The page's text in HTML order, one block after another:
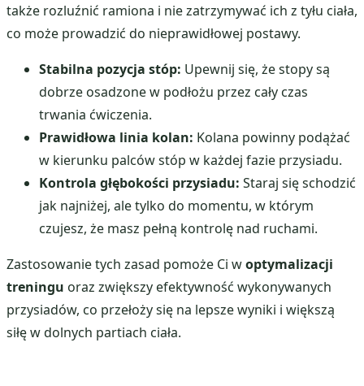
także rozluźnić ramiona i nie zatrzymywać ich z tyłu ciała,
co może prowadzić do nieprawidłowej postawy.
Stabilna pozycja stóp: Upewnij się, że stopy są
dobrze osadzone w podłożu przez cały czas
trwania ćwiczenia.
Prawidłowa linia kolan: Kolana powinny podążać
w kierunku palców stóp w każdej fazie przysiadu.
Kontrola głębokości przysiadu: Staraj się schodzić
jak najniżej, ale tylko do momentu, w którym
czujesz, że masz pełną kontrolę nad ruchami.
Zastosowanie tych zasad pomoże Ci woptymalizacji
treningu oraz zwiększy efektywność wykonywanych
przysiadów, co przełoży się na lepsze wyniki i większą
siłę w dolnych partiach ciała.